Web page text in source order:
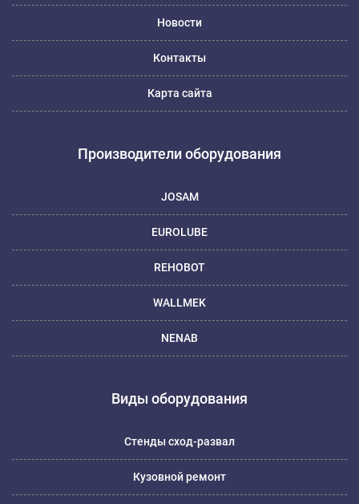
Новости
Контакты
Карта сайта
Производители оборудования
JOSAM
EUROLUBE
REHOBOT
WALLMEK
NENAB
Виды оборудования
Стенды сход-развал
Кузовной ремонт